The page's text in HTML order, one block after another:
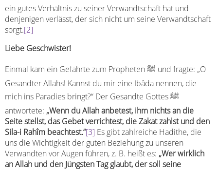
ein gutes Verhältnis zu seiner Verwandtschaft hat und
denjenigen verlässt, der sich nicht um seine Verwandtschaft
sorgt.[2]
Liebe Geschwister!
Einmal kam ein Gefährte zum Propheten ﷺ und fragte: „O
Gesandter Allahs! Kannst du mir eine Ibâda nennen, die
mich ins Paradies bringt?“ Der Gesandte Gottes ﷺ
antwortete: „Wenn du Allah anbetest, ihm nichts an die
Seite stellst, das Gebet verrichtest, die Zakat zahlst und den
Sila-i Rahîm beachtest.“[3] Es gibt zahlreiche Hadithe, die
uns die Wichtigkeit der guten Beziehung zu unseren
Verwandten vor Augen führen, z. B. heißt es: „Wer wirklich
an Allah und den Jüngsten Tag glaubt, der soll seine